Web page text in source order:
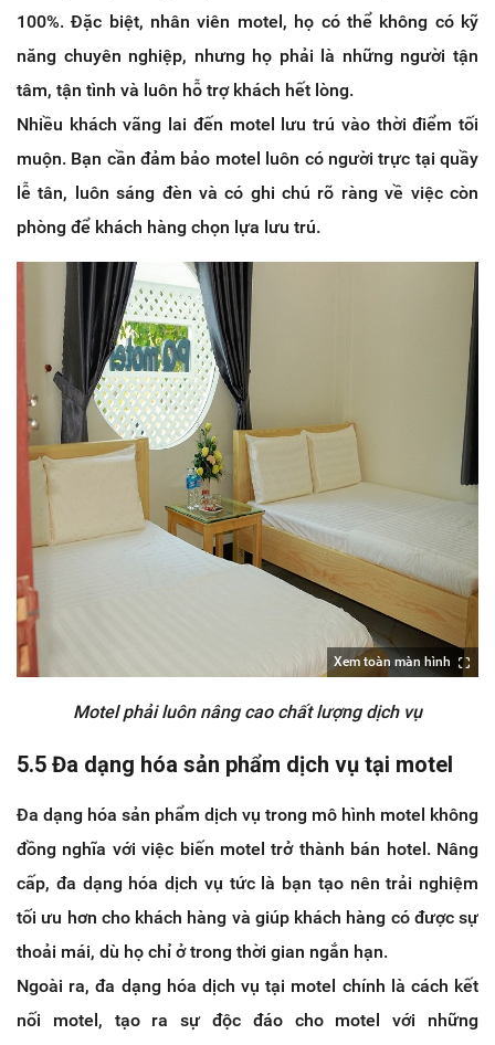
100%. Đặc biệt, nhân viên motel, họ có thể không có kỹ
năng chuyên nghiệp, nhưng họ phải là những người tận
tâm, tận tình và luôn hỗ trợ khách hết lòng.
Nhiều khách vãng lai đến motel lưu trú vào thời điểm tối
muộn. Bạn cần đảm bảo motel luôn có người trực tại quầy
lễ tân, luôn sáng đèn và có ghi chú rõ ràng về việc còn
phòng để khách hàng chọn lựa lưu trú.
Xem toàn màn hình
Motel phải luôn nâng cao chất lượng dịch vụ
5.5 Đa dạng hóa sản phẩm dịch vụ tại motel
Đa dạng hóa sản phẩm dịch vụ trong mô hình motel không
đồng nghĩa với việc biến motel trở thành bán hotel. Nâng
cấp, đa dạng hóa dịch vụ tức là bạn tạo nên trải nghiệm
tối ưu hơn cho khách hàng và giúp khách hàng có được sự
thoải mái, dù họ chỉ ở trong thời gian ngắn hạn.
Ngoài ra, đa dạng hóa dịch vụ tại motel chính là cách kết
nối motel, tạo ra sự độc đáo cho motel với những